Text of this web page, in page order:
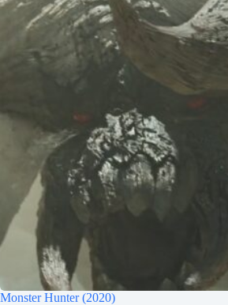
Monster Hunter (2020)